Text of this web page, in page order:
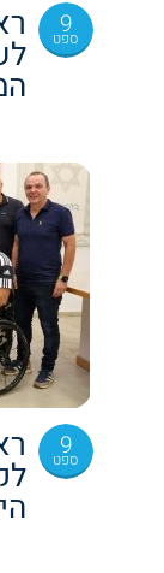
9
ספט
9
ספט